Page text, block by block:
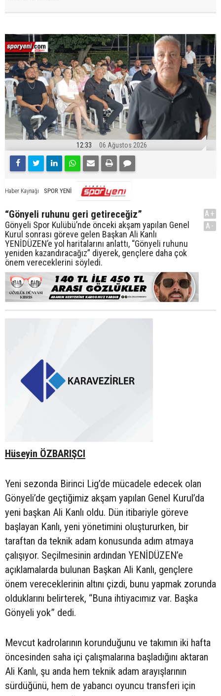
12:33 06 Ağustos 2026
Haber Kaynağı SPOR YENİ
“Gönyeli ruhunu geri getireceğiz”
Gönyeli Spor Kulübü’nde önceki akşam yapılan Genel
Kurul sonrası göreve gelen Başkan Ali Kanlı
YENİDÜZEN’e yol haritalarını anlattı, “Gönyeli ruhunu
yeniden kazandıracağız” diyerek, gençlere daha çok
önem vereceklerini söyledi.
A+
A-
Hüseyin ÖZBARIŞCI
Yeni sezonda Birinci Lig’de mücadele edecek olan
Gönyeli’de geçtiğimiz akşam yapılan Genel Kurul’da
yeni başkan Ali Kanlı oldu. Dün itibariyle göreve
başlayan Kanlı, yeni yönetimini oluştururken, bir
taraftan da teknik adam konusunda adım atmaya
çalışıyor. Seçilmesinin ardından YENİDÜZEN’e
açıklamalarda bulunan Başkan Ali Kanlı, gençlere
önem vereceklerinin altını çizdi, bunu yapmak zorunda
olduklarını belirterek, “Buna ihtiyacımız var. Başka
Gönyeli yok” dedi.
Mevcut kadrolarının korunduğunu ve takımın iki hafta
öncesinden saha içi çalışmalarına başladığını aktaran
Ali Kanlı, şu anda hem teknik adam arayışlarının
sürdüğünü, hem de yabancı oyuncu transferi için